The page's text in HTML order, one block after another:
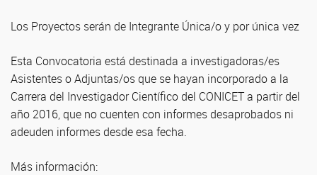
Los Proyectos serán de Integrante Única/o y por única vez
Esta Convocatoria está destinada a investigadoras/es
Asistentes o Adjuntas/os que se hayan incorporado a la
Carrera del Investigador Científico del CONICET a partir del
año 2016, que no cuenten con informes desaprobados ni
adeuden informes desde esa fecha.
Más información: